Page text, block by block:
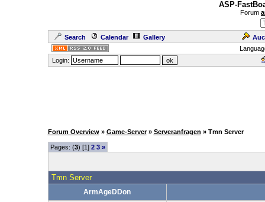
ASP-
Forum
Search Calendar Gallery
Login:
Forum Overview » Game-Server » Serveranfragen » Tmn Server
Pages: (3) [1] 2 3 »
Tmn Server
ArmAgeDDon